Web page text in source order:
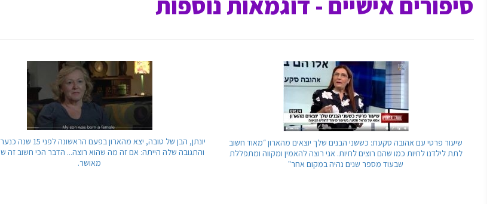
ועד מנהל
ליצירת קשר
טופס הזמנת הרצאה/סיפור
שיעור פרטי עם אהובה סקעת: כששני הבנים שלך יוצאים מהארון ״מאוד חשוב
לתת לילדנו לחיות כמו שהם רוצים לחיות. אני רוצה להאמין ומקווה ומתפללת
שבעוד מספר שנים נהיה במקום אחר"
יונתן, הבן של טובה, יצא מהארון
והתגובה שלה הייתה: אם זה מה שהוא רוצה... הדבר הכי חשוב זה
מאושר.